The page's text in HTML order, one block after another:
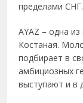
пределами СНГ.
AYAZ – одна
Костаная.
подбирает в
амбициозных
выступают и в